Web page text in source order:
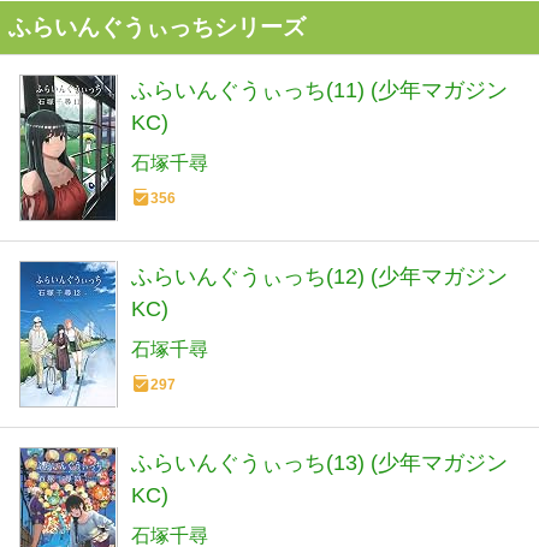
ふらいんぐうぃっちシリーズ
ふらいんぐうぃっち(11) (少年マガジン
KC)
石塚千尋
356
ふらいんぐうぃっち(12) (少年マガジン
KC)
石塚千尋
297
ふらいんぐうぃっち(13) (少年マガジン
KC)
石塚千尋